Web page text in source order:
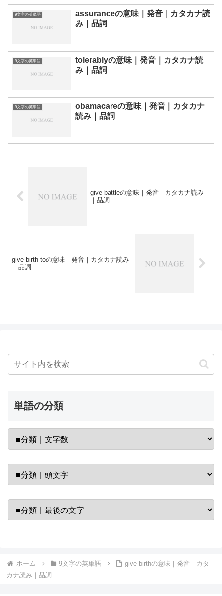
9文字の英単語
assuranceの意味｜発音｜カタカナ読
み｜品詞
9文字の英単語
tolerablyの意味｜発音｜カタカナ読
み｜品詞
9文字の英単語
obamacareの意味｜発音｜カタカナ
読み｜品詞
give battleの意味｜発音｜カタカナ読み
｜品詞
give birth toの意味｜発音｜カタカナ読み
｜品詞
単語の分類
ホーム 9文字の英単語
give birthの意味｜発音｜カタ
カナ読み｜品詞